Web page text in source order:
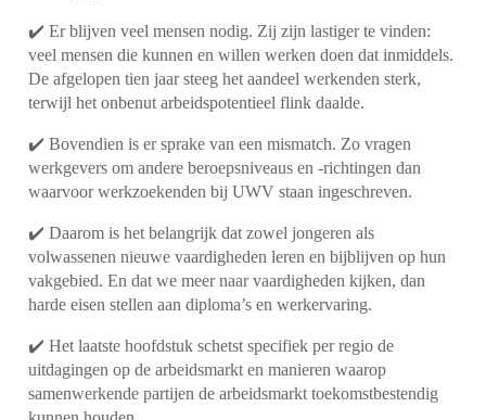
✔️ Er blijven veel mensen nodig. Zij zijn lastiger te vinden:
veel mensen die kunnen en willen werken doen dat inmiddels.
De afgelopen tien jaar steeg het aandeel werkenden sterk,
terwijl het onbenut arbeidspotentieel flink daalde.
✔️ Bovendien is er sprake van een mismatch. Zo vragen
werkgevers om andere beroepsniveaus en -richtingen dan
waarvoor werkzoekenden bij UWV staan ingeschreven.
✔️ Daarom is het belangrijk dat zowel jongeren als
volwassenen nieuwe vaardigheden leren en bijblijven op hun
vakgebied. En dat we meer naar vaardigheden kijken, dan
harde eisen stellen aan diploma’s en werkervaring.
✔️ Het laatste hoofdstuk schetst specifiek per regio de
uitdagingen op de arbeidsmarkt en manieren waarop
samenwerkende partijen de arbeidsmarkt toekomstbestendig